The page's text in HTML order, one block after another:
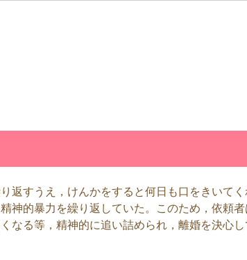
返すうえ，けんかをすると何日も口をきいてく
神的暴力を繰り返していた。このため，依頼者
なる等，精神的に追い詰められ，離婚を決心